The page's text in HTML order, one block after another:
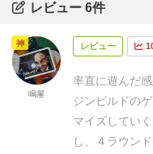
レビュー 6件
レビュー
率直に遊んだ感
ジンビルドの
マイズしていく
し、４ラウン
神
鳴屋